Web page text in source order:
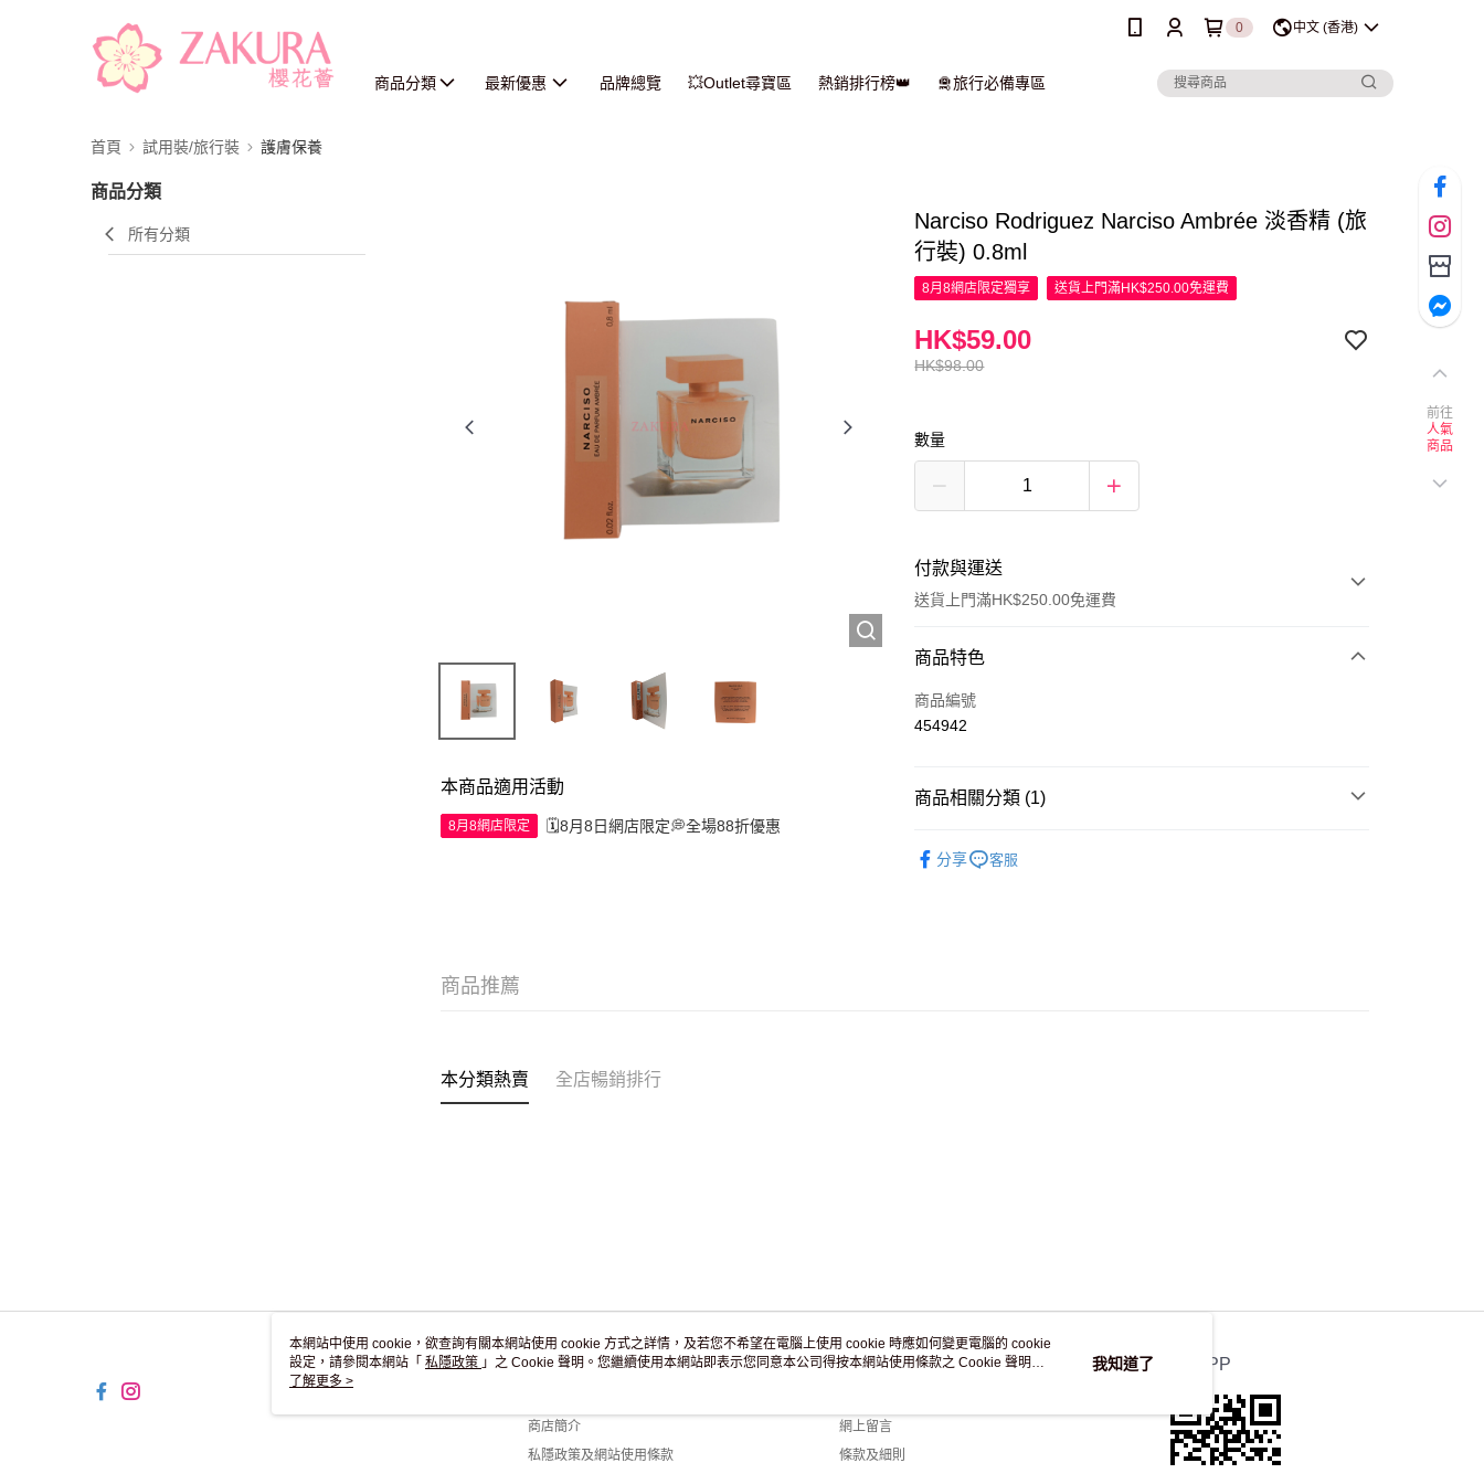
0 中文 (香港)
商品分類 最新優惠 品牌總覽 💥Outlet尋寶區 熱銷排行榜👑 🛅旅行必備專區
首頁 試用裝/旅行裝 護膚保養
商品分類
所有分類
本商品適用活動
8月8網店限定 🗓️8月8日網店限定💭全場88折優惠
Narciso Rodriguez Narciso Ambrée 淡香精 (旅
行裝) 0.8ml
8月8網店限定獨享 送貨上門滿HK$250.00免運費
HK$98.00
HK$59.00
數量
付款與運送
送貨上門滿HK$250.00免運費
付款方式
信用卡
商品特色
商品編號
454942
商品相關分類 (1)
分享
客服
商品推薦
本分類熱賣 全店暢銷排行
關於我們
商店簡介
私隱政策及網站使用條款
客戶服務
網上留言
條款及細則
官方APP
前往
人氣
商品
本網站中使用 cookie，欲查詢有關本網站使用 cookie 方式之詳情，及若您不希望在電腦上使用 cookie 時應如何變更電腦的 cookie
設定，請參閱本網站「 私隱政策 」之 Cookie 聲明。您繼續使用本網站即表示您同意本公司得按本網站使用條款之 Cookie 聲明使
用 cookie。
了解更多 >
我知道了